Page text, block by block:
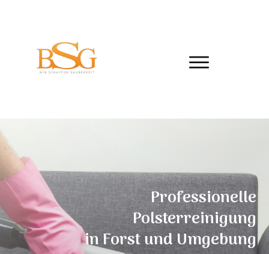
Professionelle
Polsterreinigung
inForstund Umgebung